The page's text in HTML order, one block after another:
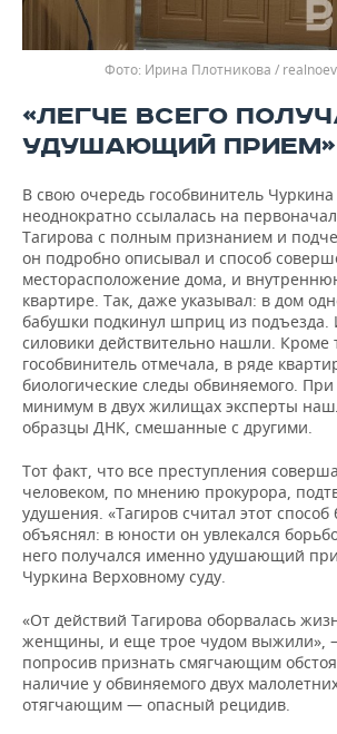
Ирина Плотникова /
«ЛЕГЧЕ ВСЕГО
УДУШАЮЩИЙ ПРИЕМ»
В свою очередь гособвинитель Чуркина
неоднократно ссылалась на
Тагирова с полным признанием и
он подробно описывал и способ
месторасположение дома, и
квартире. Так, даже указывал: в дом
бабушки подкинул шприц из
силовики действительно нашли. Кроме
гособвинитель отмечала, в ряде
биологические следы обвиняемого. При
минимум в двух жилищах эксперты
образцы ДНК, смешанные с другими.
Тот факт, что все преступления
человеком, по мнению прокурора,
удушения. «Тагиров считал этот
объяснял: в юности он увлекался
него получался именно удушающий
Чуркина Верховному суду.
«От действий Тагирова оборвалась
женщины, и еще трое чудом выжили»,
попросив признать смягчающим
наличие у обвиняемого двух
отягчающим — опасный рецидив.